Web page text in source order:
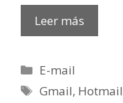
Leer más
Categorías
E-mail
Etiquetas
Gmail, Hotmail